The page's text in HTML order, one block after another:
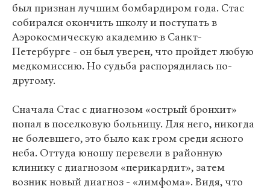
был признан лучшим бомбардиром года. Стас
собирался окончить школу и поступать в
Аэрокосмическую академию в Санкт-
Петербурге - он был уверен, что пройдет любую
медкомиссию. Но судьба распорядилась по-
другому.
Сначала Стас с диагнозом «острый бронхит»
попал в поселковую больницу. Для него, никогда
не болевшего, это было как гром среди ясного
неба. Оттуда юношу перевели в районную
клинику с диагнозом «перикардит», затем
возник новый диагноз - «лимфома». Видя, что